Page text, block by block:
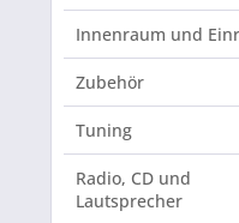
Innenraum und
Zubehör
Tuning
Radio, CD und
Lautsprecher